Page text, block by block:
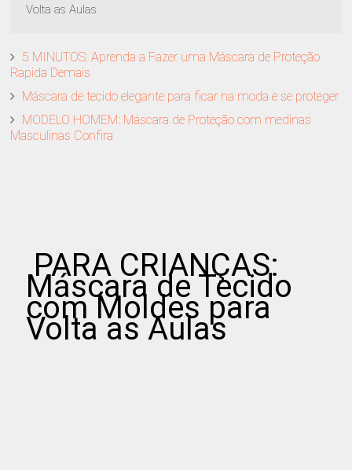
Volta as Aulas
5 MINUTOS: Aprenda a Fazer uma Máscara de Proteção
Rapida Demais
Máscara de tecido elegante para ficar na moda e se proteger
MODELO HOMEM: Máscara de Proteção com medinas
Masculinas Confira
PARA CRIANÇAS:
Máscara de Tecido
com Moldes para
Volta as Aulas